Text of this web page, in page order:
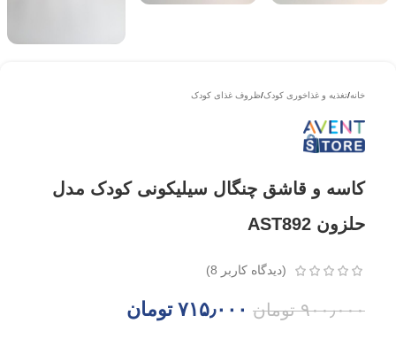
خانه/تغذیه و غذاخوری کودک/ظروف غذای کودک
کاسه و قاشق چنگال سیلیکونی کودک مدل
حلزون AST892
(دیدگاه کاربر 8
)
۹۰۰٫۰۰۰ تومان ۷۱۵٫۰۰۰ تومان